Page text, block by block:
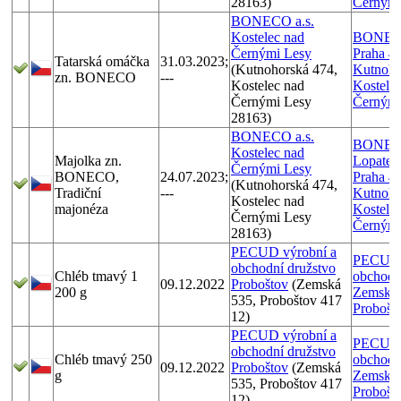
Tatarská omáčka
zn. BONECO
31.03.2023;
---
BONECO a.s.
Kostelec nad
Černými Lesy
(Kutnohorská 474,
Kostelec nad
Černými Lesy
28163)
Praha
Majolka zn.
BONECO,
Tradiční
majonéza
24.07.2023;
---
BONECO a.s.
Kostelec nad
Černými Lesy
(Kutnohorská 474,
Kostelec nad
Černými Lesy
28163)
Praha
Chléb tmavý 1
200 g
09.12.2022
PECUD výrobní a
obchodní družstvo
Proboštov (Zemská
535, Proboštov 417
12)
Chléb tmavý 250
g
09.12.2022
PECUD výrobní a
obchodní družstvo
Proboštov (Zemská
535, Proboštov 417